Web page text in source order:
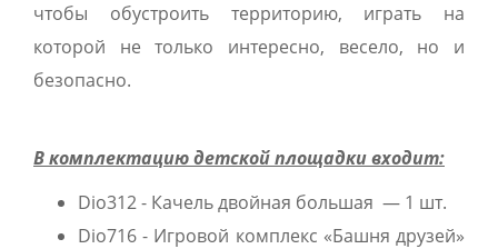
чтобы обустроить территорию, играть на
которой не только интересно, весело, но и
безопасно.
В комплектацию детской площадки входит:
Dio312 - Качель двойная большая — 1 шт.
Dio716 - Игровой комплекс «Башня друзей»